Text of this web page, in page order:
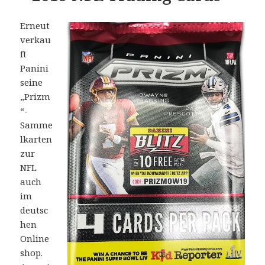
Erneut
verkau
ft
Panini
seine
„Prizm
“-
Samme
lkarten
zur
NFL
auch
im
deutsc
hen
Online
shop.